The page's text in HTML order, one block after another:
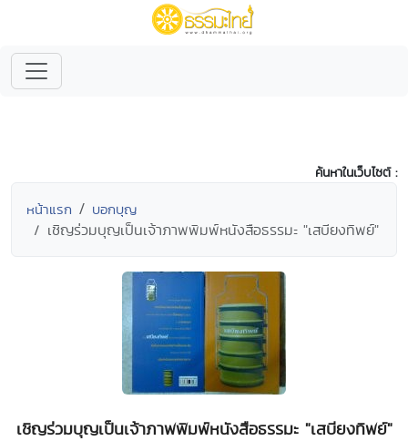
ค้นหาในเว็บไซต์ :
หน้าแรก บอกบุญ
เชิญร่วมบุญเป็นเจ้าภาพพิมพ์หนังสือธรรมะ "เสบียงทิพย์"
เชิญร่วมบุญเป็นเจ้าภาพพิมพ์หนังสือธรรมะ "เสบียงทิพย์"